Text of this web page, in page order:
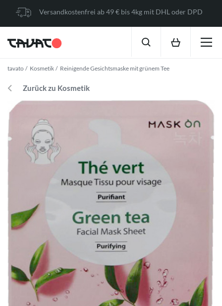
Versandkostenfrei ab 49 € bis 4kg mit DHL oder DPD
tavato Kosmetik Reinigende Gesichtsmaske mit grünem Tee
Zurück zu Kosmetik